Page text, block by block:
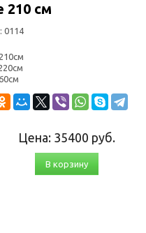
210 см
0114
Цена: 35400 руб.
В корзину